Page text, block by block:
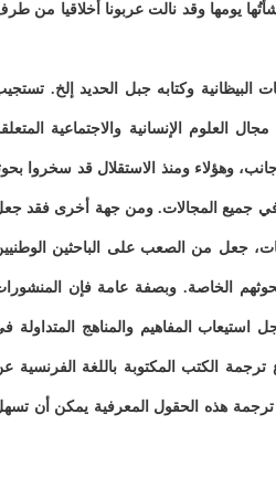
يومها وقد نالت عربونا أخلاقيا من
البيظانية وكتابه جبل الحديد إلخ.
العلوم الإنسانية والاجتماعية
وهؤلاء ومنذ الاستقلال قد سخروا
في جميع المجالات. ومن جهة أخرى فقد
جعل من الصعب على الباحثين
الخاصة. وبصفة عامة فإن
استيعاب المفاهيم والمناهج المتداولة
الكتب المكتوبة باللغة الفرنسية
ترجمة هذه الحقول المعرفية يمكن أن